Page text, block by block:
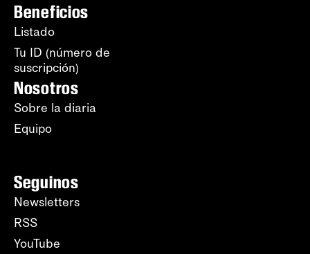
Beneficios
Listado
Tu ID (número de
suscripción)
Nosotros
Sobre la diaria
Equipo
Seguinos
Newsletters
RSS
YouTube